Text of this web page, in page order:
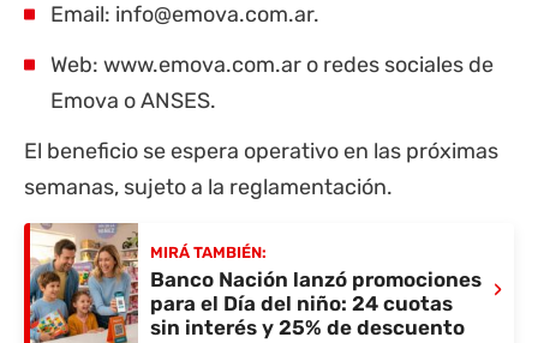
Email: info@emova.com.ar.
Web: www.emova.com.ar o redes sociales de
Emova o ANSES.
El beneficio se espera operativo en las próximas
semanas, sujeto a la reglamentación.
MIRÁ TAMBIÉN:
Banco Nación lanzó promociones
para el Día del niño: 24 cuotas
sin interés y 25% de descuento
›